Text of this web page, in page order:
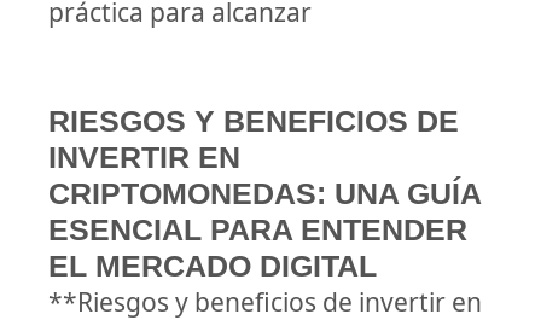
práctica para alcanzar
RIESGOS Y BENEFICIOS DE
INVERTIR EN
CRIPTOMONEDAS: UNA GUÍA
ESENCIAL PARA ENTENDER
EL MERCADO DIGITAL
**Riesgos y beneficios de invertir en